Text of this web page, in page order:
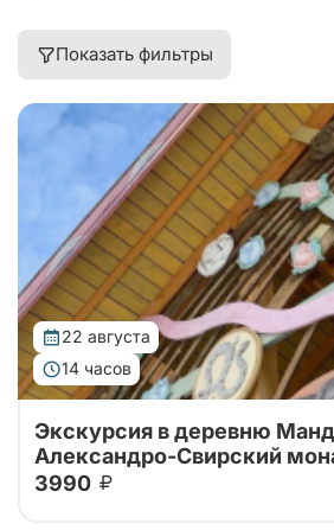
Показать фильтры
22 августа
14 часов
Экскурсия в деревню
Александро-Свирский
3990